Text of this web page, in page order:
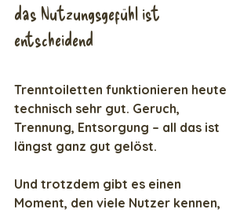
das Nutzungsgefühl ist
entscheidend
Trenntoiletten funktionieren heute
technisch sehr gut. Geruch,
Trennung, Entsorgung – all das ist
längst ganz gut gelöst.
Und trotzdem gibt es einen
Moment, den viele Nutzer kennen,